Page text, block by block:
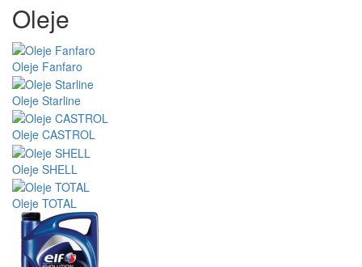
Oleje
Oleje Fanfaro
Oleje Starline
Oleje CASTROL
Oleje SHELL
Oleje TOTAL